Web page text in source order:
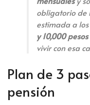
obligatorio de
estimada a
y 10,000
vivir con esa
Plan de 3
pensión